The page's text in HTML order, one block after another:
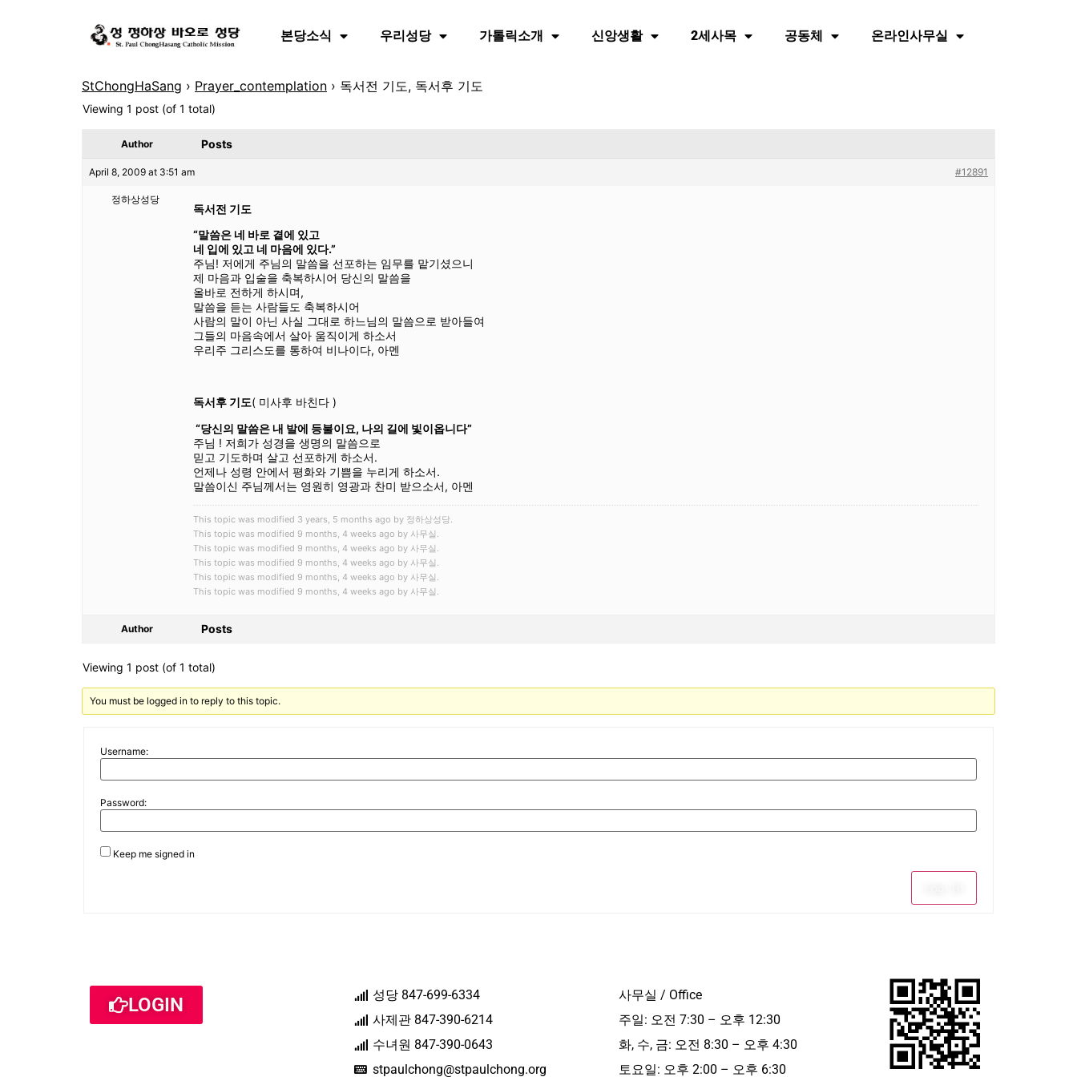
본당소식 우리성당 가톨릭소개 신앙생활 2세사목 공동체 온라인사무실
StChongHaSang › Prayer_contemplation › 독서전 기도, 독서후 기도
Viewing 1 post (of 1 total)
Author Posts
April 8, 2009 at 3:51 am #12891
정하상성당
독서전 기도
“말씀은 네 바로 곁에 있고
네 입에 있고 네 마음에 있다.”
주님! 저에게 주님의 말씀을 선포하는 임무를 맡기셨으니
제 마음과 입술을 축복하시어 당신의 말씀을
올바로 전하게 하시며,
말씀을 듣는 사람들도 축복하시어
사람의 말이 아닌 사실 그대로 하느님의 말씀으로 받아들여
그들의 마음속에서 살아 움직이게 하소서
우리주 그리스도를 통하여 비나이다, 아멘
독서후 기도( 미사후 바친다 )
“당신의 말씀은 내 발에 등불이요, 나의 길에 빛이옵니다”
주님 ! 저희가 성경을 생명의 말씀으로
믿고 기도하며 살고 선포하게 하소서.
언제나 성령 안에서 평화와 기쁨을 누리게 하소서.
말씀이신 주님께서는 영원히 영광과 찬미 받으소서, 아멘
This topic was modified 3 years, 5 months ago by 정하상성당.
This topic was modified 9 months, 4 weeks ago by 사무실.
This topic was modified 9 months, 4 weeks ago by 사무실.
This topic was modified 9 months, 4 weeks ago by 사무실.
This topic was modified 9 months, 4 weeks ago by 사무실.
This topic was modified 9 months, 4 weeks ago by 사무실.
Author Posts
Viewing 1 post (of 1 total)
You must be logged in to reply to this topic.
Username:
Password:
Keep me signed in
LOGIN
성당 847-699-6334
사제관 847-390-6214
수녀원 847-390-0643
stpaulchong@stpaulchong.org
사무실 / Office
주일: 오전 7:30 – 오후 12:30
화, 수, 금: 오전 8:30 – 오후 4:30
토요일: 오후 2:00 – 오후 6:30